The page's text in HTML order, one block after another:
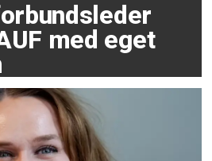
med eget